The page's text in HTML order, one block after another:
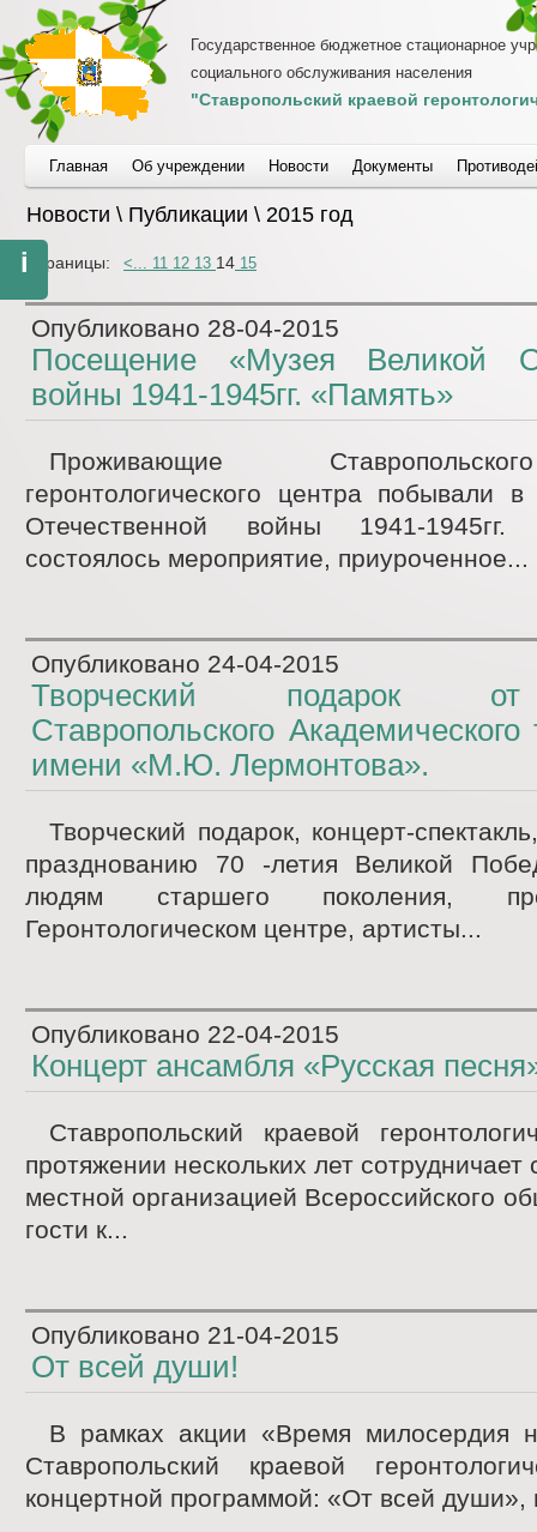
Государственное бюджетное стационарное
социального обслуживания населения
"Ставропольский краевой
i
Главная Об учреждении Новости Документы
Новости \ Публикации \ 2015 год
Страницы: <... 11 12 13 14 15
Опубликовано 28-04-2015
Посещение «Музея Великой
войны 1941-1945гг. «Память»
Проживающие
геронтологического центра побывали
Отечественной войны 1941-
состоялось мероприятие, приуроченное...
Опубликовано 24-04-2015
Творческий подарок
Ставропольского
имени «М.Ю. Лермонтова».
Творческий подарок, концерт-
празднованию 70 -летия Великой
людям старшего поколения,
Геронтологическом центре, артисты...
Опубликовано 22-04-2015
Концерт ансамбля «Русская
Ставропольский краевой
протяжении нескольких лет сотрудничает
местной организацией Всероссийского
гости к...
Опубликовано 21-04-2015
От всей души!
В рамках акции «Время милосердия
Ставропольский краевой
концертной программой: «От всей души»,